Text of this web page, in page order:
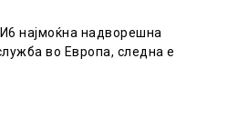
најмоќна надворешна
во Европа, следна е